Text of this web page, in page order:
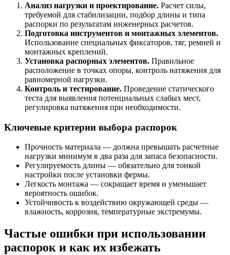
Анализ нагрузки и проектирование. Расчет силы,
требуемой для стабилизации, подбор длины и типа
распорки по результатам инженерных расчетов.
Подготовка инструментов и монтажных элементов.
Использование специальных фиксаторов, тяг, ремней и
монтажных креплений.
Установка распорных элементов. Правильное
расположение в точках опоры, контроль натяжения для
равномерной нагрузки.
Контроль и тестирование. Проведение статического
теста для выявления потенциальных слабых мест,
регулировка натяжения при необходимости.
Ключевые критерии выбора распорок
Прочность материала — должна превышать расчетные
нагрузки минимум в два раза для запаса безопасности.
Регулируемость длины — обязательно для тонкой
настройки после установки фермы.
Легкость монтажа — сокращает время и уменьшает
вероятность ошибок.
Устойчивость к воздействию окружающей среды —
влажность, коррозия, температурные экстремумы.
Частые ошибки при использовании
распорок и как их избежать